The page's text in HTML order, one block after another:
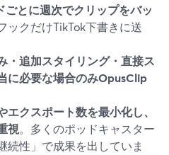
とに週次でクリップをバッ
ックだけTikTok下書きに送
・追加スタイリング・直接ス
に必要な場合のみOpusClip
クスポート数を最小化し、
視。多くのポッドキャスター
続性」で成果を出していま